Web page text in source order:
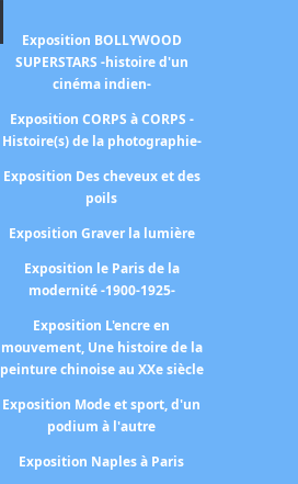
Exposition BOLLYWOOD
SUPERSTARS -histoire d'un
cinéma indien-
Exposition CORPS à CORPS -
Histoire(s) de la photographie-
Exposition Des cheveux et des
poils
Exposition Graver la lumière
Exposition le Paris de la
modernité -1900-1925-
Exposition L'encre en
mouvement, Une histoire de la
peinture chinoise au XXe siècle
Exposition Mode et sport, d'un
podium à l'autre
Exposition Naples à Paris